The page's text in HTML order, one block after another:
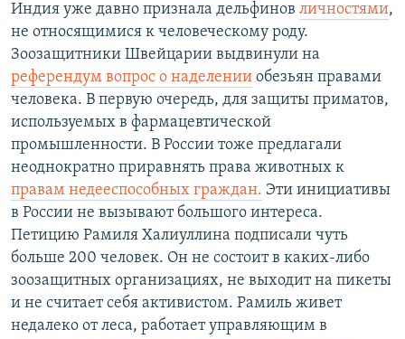
Индия уже давно признала дельфинов личностями,
не относящимися к человеческому роду.
Зоозащитники Швейцарии выдвинули на
референдум вопрос о наделении обезьян правами
человека. В первую очередь, для защиты приматов,
используемых в фармацевтической
промышленности. В России тоже предлагали
неоднократно приравнять права животных к
правам недееспособных граждан. Эти инициативы
в России не вызывают большого интереса.
Петицию Рамиля Халиуллина подписали чуть
больше 200 человек. Он не состоит в каких-либо
зоозащитных организациях, не выходит на пикеты
и не считает себя активистом. Рамиль живет
недалеко от леса, работает управляющим в